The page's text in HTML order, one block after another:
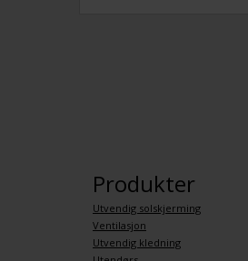
Produkter
Utvendig solskjerming
Ventilasjon
Utvendig kledning